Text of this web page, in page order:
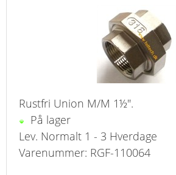
Rustfri Union M/M 1½".
På lager
Lev. Normalt 1 - 3 Hverdage
Varenummer: RGF-110064